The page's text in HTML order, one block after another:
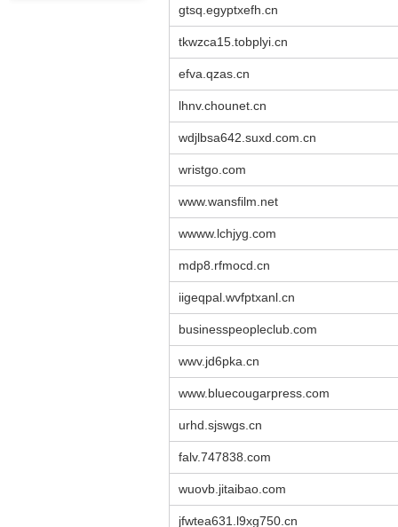
gtsq.egyptxefh.cn
tkwzca15.tobplyi.cn
efva.qzas.cn
lhnv.chounet.cn
wdjlbsa642.suxd.com.cn
wristgo.com
www.wansfilm.net
wwww.lchjyg.com
mdp8.rfmocd.cn
iigeqpal.wvfptxanl.cn
businesspeopleclub.com
wwv.jd6pka.cn
www.bluecougarpress.com
urhd.sjswgs.cn
falv.747838.com
wuovb.jitaibao.com
jfwtea631.l9xg750.cn